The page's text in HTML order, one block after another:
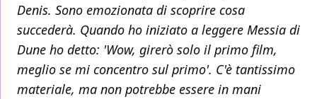
Denis. Sono emozionata di scoprire cosa
succederà. Quando ho iniziato a leggere Messia di
Dune ho detto: 'Wow, girerò solo il primo film,
meglio se mi concentro sul primo'. C'è tantissimo
materiale, ma non potrebbe essere in mani